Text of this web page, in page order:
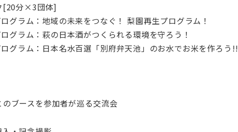
[20分×3団体]
グラム：地域の未来をつなぐ！ 梨園再生プログラム！
グラム：萩の日本酒がつくられる環境を守ろう！
ログラム：日本名水百選「別府弁天池」のお水でお米を作ろう!!
ブースを参加者が巡る交流会